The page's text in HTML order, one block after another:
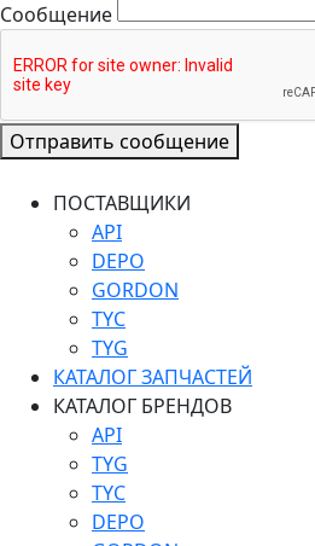
Сообщение
Отправить сообщение
ПОСТАВЩИКИ
API
DEPO
GORDON
TYC
TYG
КАТАЛОГ ЗАПЧАСТЕЙ
КАТАЛОГ БРЕНДОВ
API
TYG
TYC
DEPO